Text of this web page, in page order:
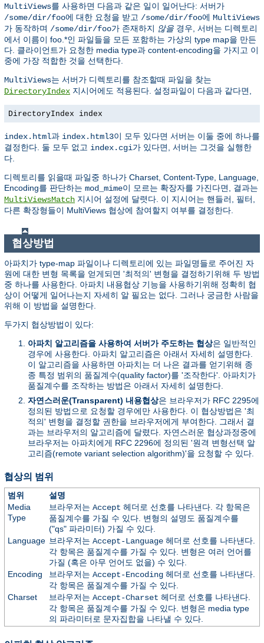
MultiViews를 사용하면 다음과 같은 일이 일어난다: 서버가
/some/dir/foo에 대한 요청을 받고 /some/dir/foo에 MultiViews
가 동작하며 /some/dir/foo가 존재하지 않을 경우, 서버는 디렉토리
에서 이름이 foo.*인 파일들을 모든 포함하는 가상의 type map을 만든
다. 클라이언트가 요청한 media type과 content-encoding을 가지고 이
중에 가장 적합한 것을 선택한다.
MultiViews는 서버가 디렉토리를 참조할때 파일을 찾는
DirectoryIndex 지시어에도 적용된다. 설정파일이 다음과 같다면,
DirectoryIndex index
index.html과 index.html3이 모두 있다면 서버는 이둘 중에 하나를
결정한다. 둘 모두 없고 index.cgi가 있다면, 서버는 그것을 실행한
다.
디렉토리를 읽을때 파일중 하나가 Charset, Content-Type, Language,
Encoding를 판단하는 mod_mime이 모르는 확장자를 가진다면, 결과는
MultiViewsMatch 지시어 설정에 달렷다. 이 지시어는 핸들러, 필터,
다른 확장형들이 MultiViews 협상에 참여할지 여부를 결정한다.
협상방법
아파치가 type-map 파일이나 디렉토리에 있는 파일명들로 주어진 자
원에 대한 변형 목록을 얻게되면 '최적의' 변형을 결정하기위해 두 방법
중 하나를 사용한다. 아파치 내용협상 기능을 사용하기위해 정확히 협
상이 어떻게 일어나는지 자세히 알 필요는 없다. 그러나 궁금한 사람을
위해 이 방법을 설명한다.
두가지 협상방법이 있다:
아파치 알고리즘을 사용하여 서버가 주도하는 협상은 일반적인
경우에 사용한다. 아파치 알고리즘은 아래서 자세히 설명한다.
이 알고리즘을 사용하면 아파치는 더 나은 결과를 얻기위해 종
종 특정 범위의 품질계수(quality factor)를 '조작한다'. 아파치가
품질계수를 조작하는 방법은 아래서 자세히 설명한다.
자연스러운(Transparent) 내용협상은 브라우저가 RFC 2295에
정의된 방법으로 요청할 경우에만 사용한다. 이 협상방법은 '최
적의' 변형을 결정할 권한을 브라우저에게 부여한다. 그래서 결
과는 브라우저의 알고리즘에 달렸다. 자연스러운 협상과정중에
브라우저는 아파치에게 RFC 2296에 정의된 '원격 변형선택 알
고리즘(remote variant selection algorithm)'을 요청할 수 있다.
협상의 범위
범위
설명
Media
Type
브라우저는 Accept 헤더로 선호를 나타낸다. 각 항목은
품질계수를 가질 수 있다. 변형의 설명도 품질계수를
("qs" 파라미터) 가질 수 있다.
Language 브라우저는 Accept-Language헤더로 선호를 나타낸다.
각 항목은 품질계수를 가질 수 있다. 변형은 여러 언어를
가질 (혹은 아무 언어도 없을) 수 있다.
Encoding
브라우저는 Accept-Encoding헤더로 선호를 나타낸다.
각 항목은 품질계수를 가질 수 있다.
Charset
브라우저는 Accept-Charset 헤더로 선호를 나타낸다.
각 항목은 품질계수를 가질 수 있다. 변형은 media type
의 파라미터로 문자집합을 나타낼 수 있다.